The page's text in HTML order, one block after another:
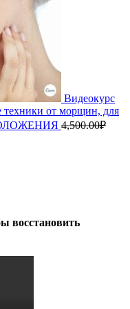
Видеокурс
от морщин, для
4,500.00₽
восстановить